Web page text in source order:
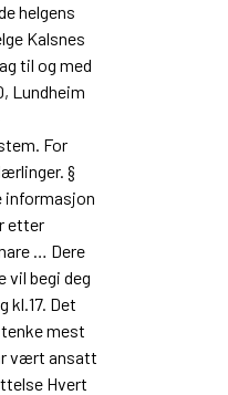
helgens
Kalsnes
til og med
Lundheim
For
§
informasjon
etter
… Dere
vil begi deg
kl.17. Det
mest
vært ansatt
Hvert